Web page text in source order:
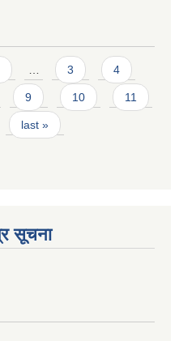
3 4
9 10 11
last »
सूचना